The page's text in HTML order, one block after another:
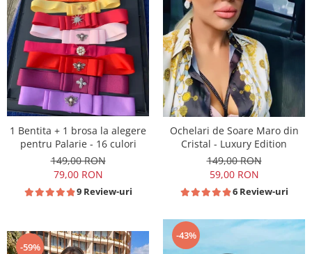
1 Bentita + 1 brosa la alegere
pentru Palarie - 16 culori
149,00 RON
79,00 RON
9 Review-uri
Ochelari de Soare Maro din
Cristal - Luxury Edition
149,00 RON
59,00 RON
6 Review-uri
-59%
-43%